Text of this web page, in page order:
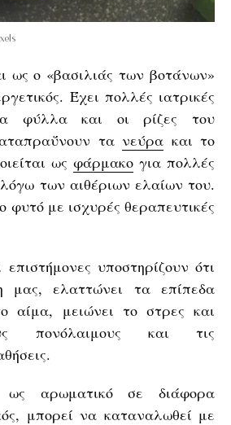
ως ο «βασιλιάς των βοτάνων»
Έχει πολλές ιατρικές
φύλλα και οι ρίζες του
τα νεύρα και το
ως φάρμακο για πολλές
λόγω των αιθέριων ελαίων του.
φυτό με ισχυρές θεραπευτικές
υποστηρίζουν ότι
μας, ελαττώνει τα επίπεδα
αίμα, μειώνει το στρες και
πονόλαιμους και τις
ως αρωματικό σε διάφορα
μπορεί να καταναλωθεί με